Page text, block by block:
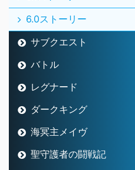
6.0ストーリー
サブクエスト
バトル
レグナード
ダークキング
海冥主メイヴ
聖守護者の闘戦記